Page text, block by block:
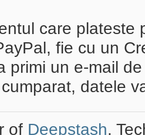
care plateste
fie cu un
primi un e-mail
datele
of Deepstash.